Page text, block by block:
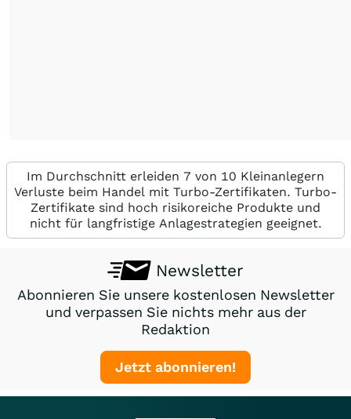
Im Durchschnitt erleiden 7 von 10 Kleinanlegern
Verluste beim Handel mit Turbo-Zertifikaten. Turbo-
Zertifikate sind hoch risikoreiche Produkte und
nicht für langfristige Anlagestrategien geeignet.
Newsletter
Abonnieren Sie unsere kostenlosen Newsletter
und verpassen Sie nichts mehr aus der
Redaktion
Jetzt abonnieren!